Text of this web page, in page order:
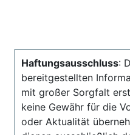
Haftungsausschluss:
bereitgestellten
mit großer Sorgfalt
keine Gewähr für die
oder Aktualität